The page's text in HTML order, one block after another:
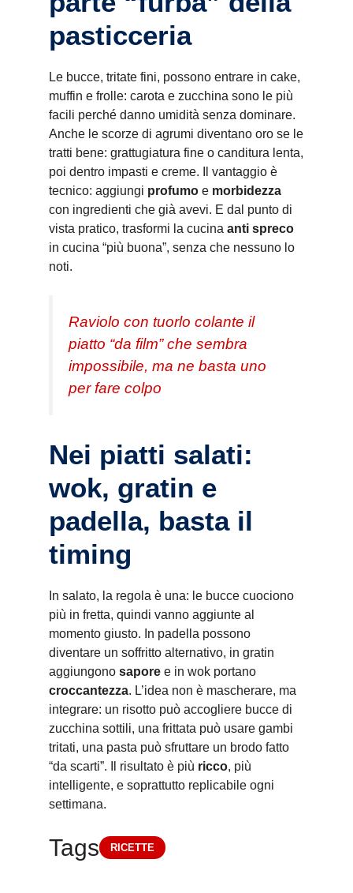
pasticceria
Le bucce, tritate fini, possono entrare in cake,
muffin e frolle: carota e zucchina sono le più
facili perché danno umidità senza dominare.
Anche le scorze di agrumi diventano oro se le
tratti bene: grattugiatura fine o canditura lenta,
poi dentro impasti e creme. Il vantaggio è
tecnico: aggiungi profumo e morbidezza
con ingredienti che già avevi. E dal punto di
vista pratico, trasformi la cucina anti spreco
in cucina “più buona”, senza che nessuno lo
noti.
Raviolo con tuorlo colante il
piatto “da film” che sembra
impossibile, ma ne basta uno
per fare colpo
Nei piatti salati:
wok, gratin e
padella, basta il
timing
In salato, la regola è una: le bucce cuociono
più in fretta, quindi vanno aggiunte al
momento giusto. In padella possono
diventare un soffritto alternativo, in gratin
aggiungono sapore e in wok portano
croccantezza. L’idea non è mascherare, ma
integrare: un risotto può accogliere bucce di
zucchina sottili, una frittata può usare gambi
tritati, una pasta può sfruttare un brodo fatto
“da scarti”. Il risultato è più ricco, più
intelligente, e soprattutto replicabile ogni
settimana.
Tags RICETTE